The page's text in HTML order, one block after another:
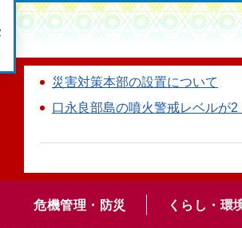
災害対策本部の設置について
口永良部島の噴火警戒レベルが
危機管理・防災 くらし・環